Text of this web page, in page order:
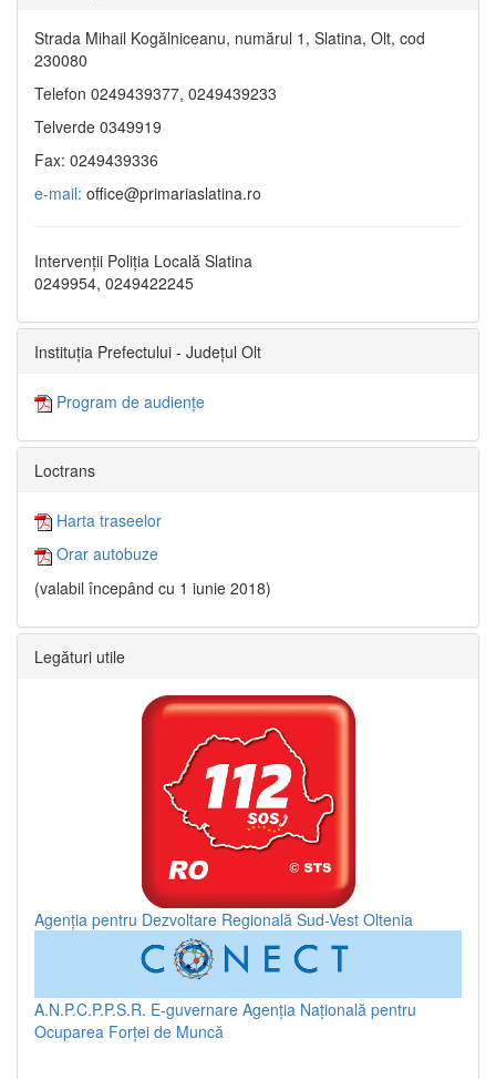
Strada Mihail Kogălniceanu, numărul 1, Slatina, Olt, cod
230080
Telefon 0249439377, 0249439233
Telverde 0349919
Fax: 0249439336
e-mail: office@primariaslatina.ro
Intervenții Poliția Locală Slatina
0249954, 0249422245
Instituția Prefectului - Județul Olt
Program de audiențe
Loctrans
Harta traseelor
Orar autobuze
(valabil începând cu 1 iunie 2018)
Legături utile
Agenția pentru Dezvoltare Regională Sud-Vest Oltenia
A.N.P.C.P.P.S.R. E-guvernare Agenția Națională pentru
Ocuparea Forței de Muncă